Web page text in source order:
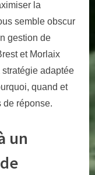
et
CGP
la
semble obscur
gestion de
et Morlaix
adaptée
quand et
de réponse.
un